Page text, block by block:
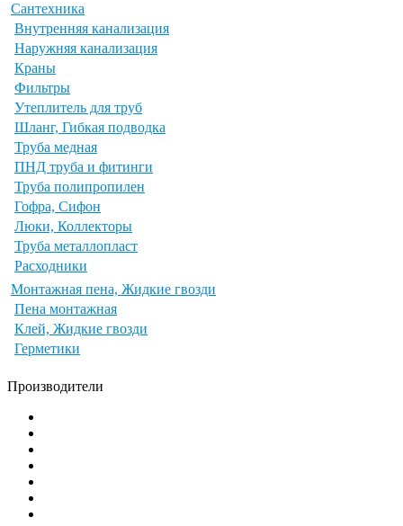
Сантехника
Внутренняя канализация
Наружняя канализация
Краны
Фильтры
Утеплитель для труб
Шланг, Гибкая подводка
Труба медная
ПНД труба и фитинги
Труба полипропилен
Гофра, Сифон
Люки, Коллекторы
Труба металлопласт
Расходники
Монтажная пена, Жидкие гвозди
Пена монтажная
Клей, Жидкие гвозди
Герметики
Производители